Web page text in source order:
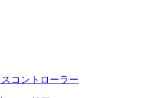
スコントローラー